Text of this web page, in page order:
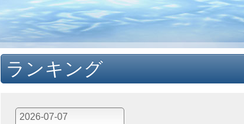
ランキング